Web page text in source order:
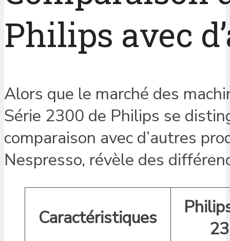
Philips avec
Alors que le marché des
Série 2300 de Philips se
comparaison avec d’autres
Nespresso, révèle des
Caractéristiques